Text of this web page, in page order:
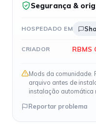
Segurança &
HOSPEDADO EM
CRIADOR RBMS
Mods da comunidade.
arquivo antes de
instalação automática
Reportar problema